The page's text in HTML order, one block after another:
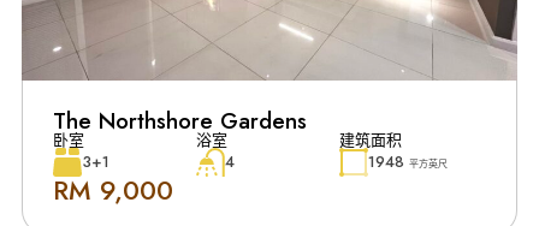
The Northshore Gardens
卧室
3+1
浴室
4
建筑面积
1948 平方英尺
RM 9,000